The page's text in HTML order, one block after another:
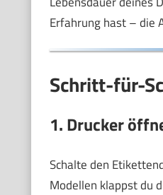
Erfahrung hast – die
Schritt-für-
1. Drucker
Schalte den
Modellen klappst du